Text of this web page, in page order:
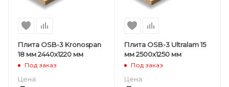
Плита OSB-3 Kronospan
18 мм 2440х1220 мм
Под заказ
Цена:
Плита OSB-3 Ultralam 15
мм 2500х1250 мм
Под заказ
Цена: